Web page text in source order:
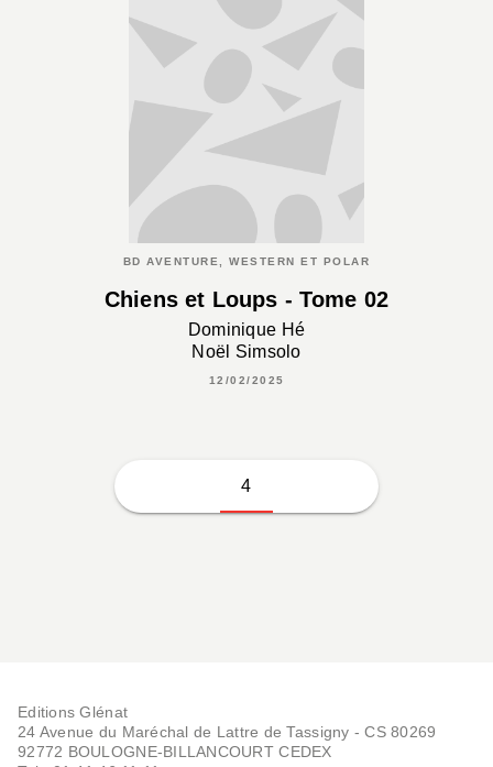
BD AVENTURE, WESTERN ET POLAR
Chiens et Loups - Tome 02
Dominique Hé
Noël Simsolo
12/02/2025
4
Editions Glénat
24 Avenue du Maréchal de Lattre de Tassigny - CS 80269
92772 BOULOGNE-BILLANCOURT CEDEX